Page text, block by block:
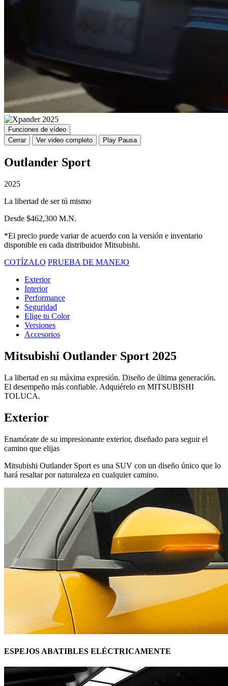
Funciones de vídeo
Cerrar
Ver video completo Play Pausa
Outlander Sport
2025
La libertad de ser tú mismo
Desde $462,300 M.N.
*El precio puede variar de acuerdo con la versión e inventario
disponible en cada distribuidor Mitsubishi.
COTÍZALO PRUEBA DE MANEJO
Exterior
Interior
Performance
Seguridad
Elige tu Color
Versiones
Accesorios
Mitsubishi Outlander Sport 2025
La libertad en su máxima expresión. Diseño de última generación.
El desempeño más confiable. Adquiérelo en MITSUBISHI
TOLUCA.
Exterior
Enamórate de su impresionante exterior, diseñado para seguir el
camino que elijas
Mitsubishi Outlander Sport es una SUV con un diseño único que lo
hará resaltar por naturaleza en cualquier camino.
ESPEJOS ABATIBLES ELÉCTRICAMENTE